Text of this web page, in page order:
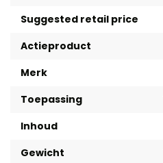
Suggested retail price
Actieproduct
Merk
Toepassing
Inhoud
Gewicht